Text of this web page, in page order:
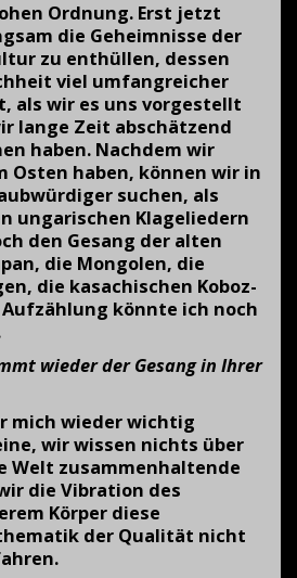
Ordnung. Erst jetzt
die Geheimnisse der
zu enthüllen, dessen
viel umfangreicher
als wir es uns vorgestellt
lange Zeit abschätzend
haben. Nachdem wir
Osten haben, können wir in
suchen, als
ungarischen Klageliedern
den Gesang der alten
die Mongolen, die
die kasachischen Koboz-
könnte ich noch
wieder der Gesang in Ihrer
mich wieder wichtig
wir wissen nichts über
Welt zusammenhaltende
die Vibration des
Körper diese
der Qualität nicht